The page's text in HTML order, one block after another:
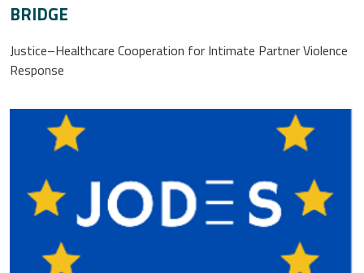
BRIDGE
Justice–Healthcare Cooperation for Intimate Partner Violence
Response